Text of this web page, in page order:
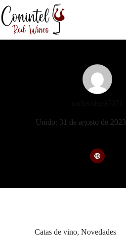
Unido: 31 de agosto de 2023
Catas de vino, Novedades